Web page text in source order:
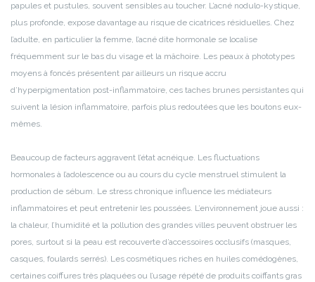
papules et pustules, souvent sensibles au toucher. L’acné nodulo-kystique,
plus profonde, expose davantage au risque de cicatrices résiduelles. Chez
l’adulte, en particulier la femme, l’acné dite hormonale se localise
fréquemment sur le bas du visage et la mâchoire. Les peaux à phototypes
moyens à foncés présentent par ailleurs un risque accru
d’hyperpigmentation post-inflammatoire, ces taches brunes persistantes qui
suivent la lésion inflammatoire, parfois plus redoutées que les boutons eux-
mêmes.
Beaucoup de facteurs aggravent l’état acnéique. Les fluctuations
hormonales à l’adolescence ou au cours du cycle menstruel stimulent la
production de sébum. Le stress chronique influence les médiateurs
inflammatoires et peut entretenir les poussées. L’environnement joue aussi :
la chaleur, l’humidité et la pollution des grandes villes peuvent obstruer les
pores, surtout si la peau est recouverte d’accessoires occlusifs (masques,
casques, foulards serrés). Les cosmétiques riches en huiles comédogènes,
certaines coiffures très plaquées ou l’usage répété de produits coiffants gras